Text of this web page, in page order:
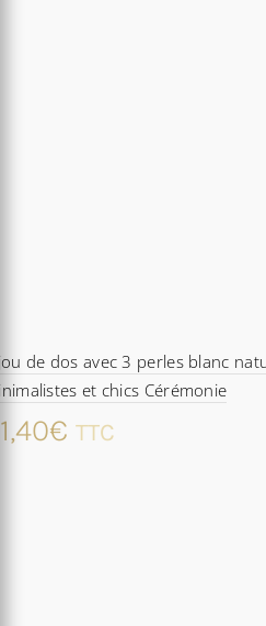
de dos avec 3 perles blanc
et chics Cérémonie
€ TTC